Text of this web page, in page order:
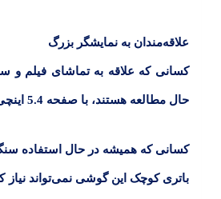
علاقه‌مندان به نمایشگر بزرگ
کسانی که علاقه به تماشای فیلم و
حال مطالعه هستند، با صفحه 5.4
کسانی که همیشه در حال استفاده
باتری کوچک این گوشی نمی‌تواند نیاز